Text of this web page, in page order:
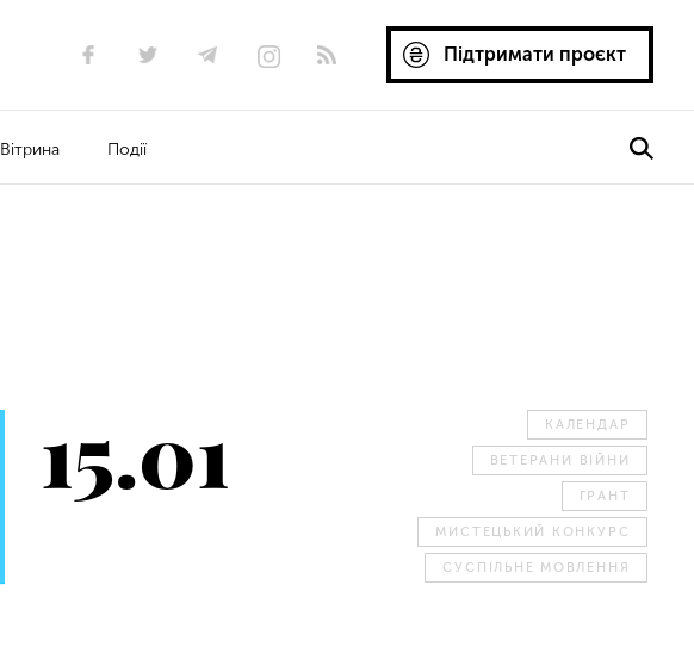
Підтримати проєкт
Вітрина Події
15.01 КАЛЕНДАР
ВЕТЕРАНИ ВІЙНИ
ГРАНТ
МИСТЕЦЬКИЙ КОНКУРС
СУСПІЛЬНЕ МОВЛЕННЯ